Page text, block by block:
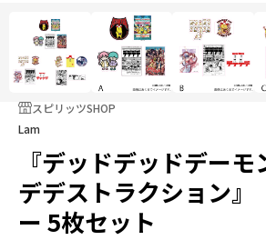
スピリッツSHOP
Lam
『デッドデッドデー
デデストラクション
ー 5枚セット